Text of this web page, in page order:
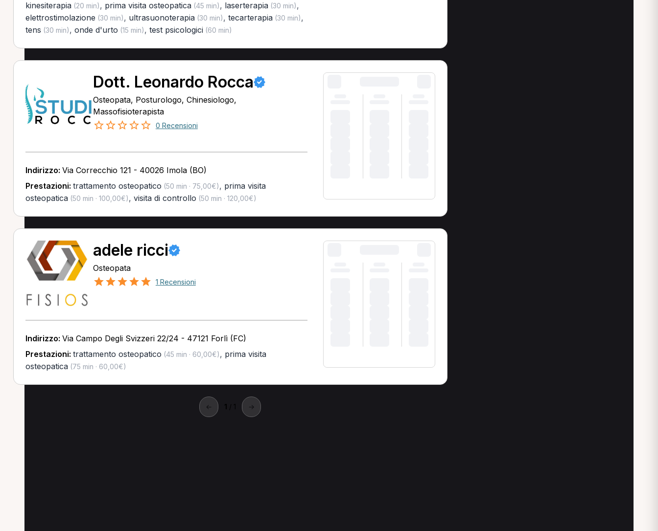
kinesiterapia(20 min), prima visita osteopatica(45 min), laserterapia(30 min),
elettrostimolazione (30 min), ultrasuonoterapia(30 min), tecarterapia(30 min),
tens (30 min), onde d'urto (15 min), test psicologici(60 min)
Dott. Leonardo Rocca
Osteopata, Posturologo, Chinesiologo,
Massofisioterapista
0 Recensioni
Indirizzo: Via Correcchio 121 - 40026 Imola (BO)
Prestazioni: trattamento osteopatico (50 min · 75,00€), prima visita
osteopatica(50 min · 100,00€), visita di controllo (50 min · 120,00€)
adele ricci
Osteopata
1 Recensioni
Indirizzo: Via Campo Degli Svizzeri 22/24 - 47121 Forlì (FC)
Prestazioni: trattamento osteopatico (45 min · 60,00€), prima visita
osteopatica(75 min · 60,00€)
← 1 / 1 →